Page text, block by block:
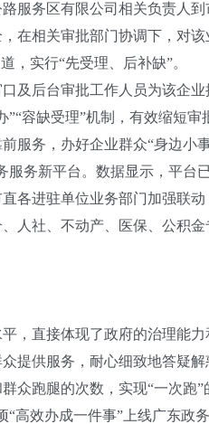
务区有限公司相关负责人到
在相关审批部门协调下，对
，实行“先受理、后补缺”。
后台审批工作人员为该企业
”“容缺受理”机制，有效缩短
务，办好企业群众“身边小事
服务新平台。数据显示，平台
进驻单位业务部门加强联动
人社、不动产、医保、公积
直接体现了政府的治理能力
提供服务，耐心细致地答疑解
跑腿的次数，实现“一次跑”
“高效办成一件事”上线广东